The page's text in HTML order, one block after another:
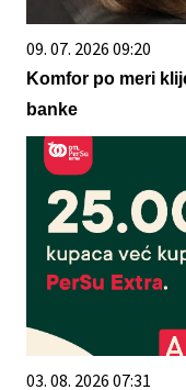
09. 07. 2026 09:20
Komfor po meri
banke
03. 08. 2026 07:31